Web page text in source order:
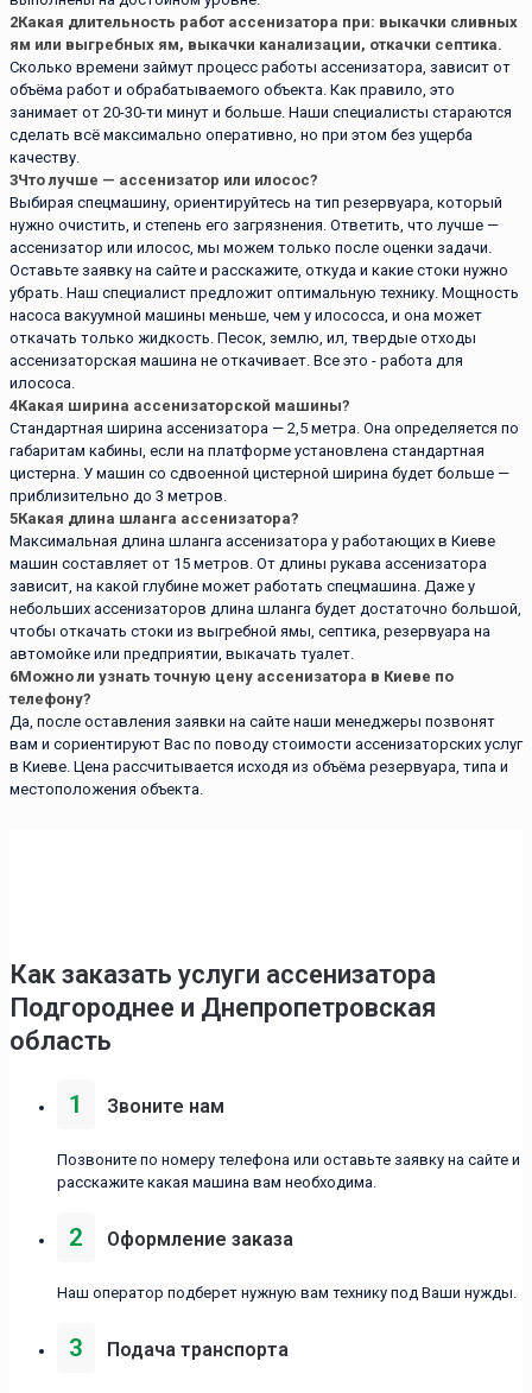
2Какая длительность работ ассенизатора при: выкачки сливных
ям или выгребных ям, выкачки канализации, откачки септика.
Сколько времени займут процесс работы ассенизатора, зависит от
объёма работ и обрабатываемого объекта. Как правило, это
занимает от 20-30-ти минут и больше. Наши специалисты стараются
сделать всё максимально оперативно, но при этом без ущерба
качеству.
3Что лучше — ассенизатор или илосос?
Выбирая спецмашину, ориентируйтесь на тип резервуара, который
нужно очистить, и степень его загрязнения. Ответить, что лучше —
ассенизатор или илосос, мы можем только после оценки задачи.
Оставьте заявку на сайте и расскажите, откуда и какие стоки нужно
убрать. Наш специалист предложит оптимальную технику. Мощность
насоса вакуумной машины меньше, чем у илососса, и она может
откачать только жидкость. Песок, землю, ил, твердые отходы
ассенизаторская машина не откачивает. Все это - работа для
илососа.
4Какая ширина ассенизаторской машины?
Стандартная ширина ассенизатора — 2,5 метра. Она определяется по
габаритам кабины, если на платформе установлена стандартная
цистерна. У машин со сдвоенной цистерной ширина будет больше —
приблизительно до 3 метров.
5Какая длина шланга ассенизатора?
Максимальная длина шланга ассенизатора у работающих в Киеве
машин составляет от 15 метров. От длины рукава ассенизатора
зависит, на какой глубине может работать спецмашина. Даже у
небольших ассенизаторов длина шланга будет достаточно большой,
чтобы откачать стоки из выгребной ямы, септика, резервуара на
автомойке или предприятии, выкачать туалет.
6Можно ли узнать точную цену ассенизатора в Киеве по
телефону?
Да, после оставления заявки на сайте наши менеджеры позвонят
вам и сориентируют Вас по поводу стоимости ассенизаторских услуг
в Киеве. Цена рассчитывается исходя из объёма резервуара, типа и
местоположения объекта.
Как заказать услуги ассенизаторa
Подгороднее и Днепропетровская
область
1 Звоните нам
Позвоните по номеру телефона или оставьте заявку на сайте и
расскажите какая машина вам необходима.
2 Оформление заказа
Наш оператор подберет нужную вам технику под Ваши нужды.
3 Подача транспорта